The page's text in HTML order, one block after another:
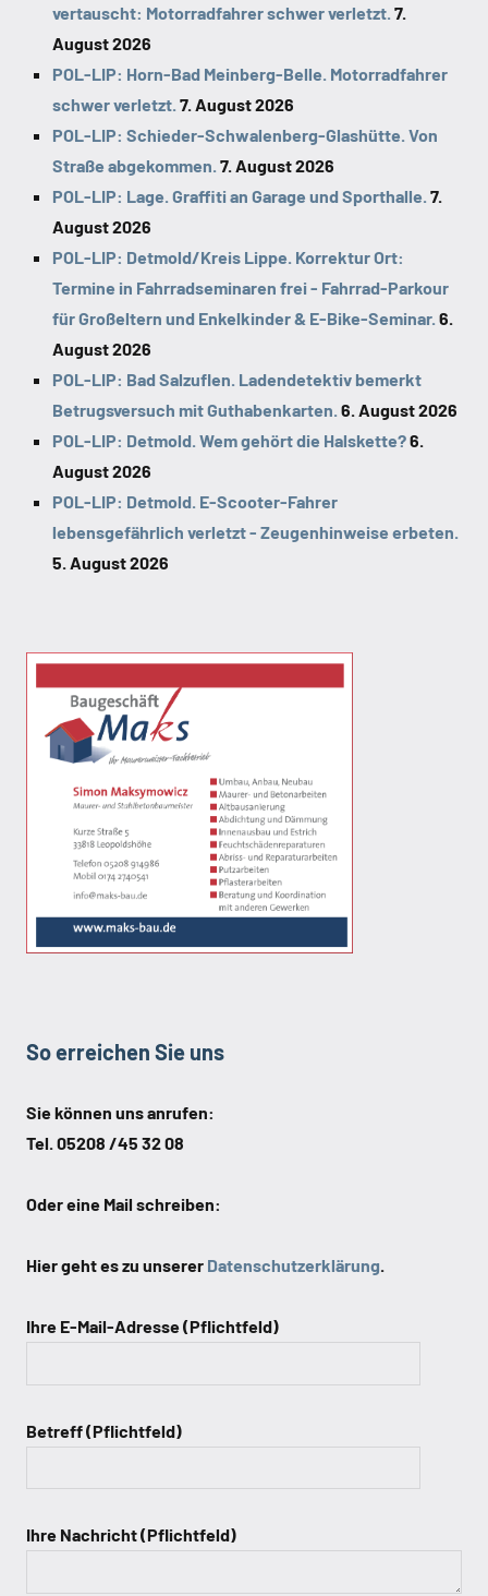
vertauscht: Motorradfahrer schwer verletzt. 7.
August 2026
POL-LIP: Horn-Bad Meinberg-Belle. Motorradfahrer
schwer verletzt. 7. August 2026
POL-LIP: Schieder-Schwalenberg-Glashütte. Von
Straße abgekommen. 7. August 2026
POL-LIP: Lage. Graffiti an Garage und Sporthalle. 7.
August 2026
POL-LIP: Detmold/Kreis Lippe. Korrektur Ort:
Termine in Fahrradseminaren frei - Fahrrad-Parkour
für Großeltern und Enkelkinder & E-Bike-Seminar. 6.
August 2026
POL-LIP: Bad Salzuflen. Ladendetektiv bemerkt
Betrugsversuch mit Guthabenkarten. 6. August 2026
POL-LIP: Detmold. Wem gehört die Halskette?6.
August 2026
POL-LIP: Detmold. E-Scooter-Fahrer
lebensgefährlich verletzt - Zeugenhinweise erbeten.
5. August 2026
So erreichen Sie uns
Sie können uns anrufen:
Tel. 05208 /45 32 08
Oder eine Mail schreiben:
Hier geht es zu unserer Datenschutzerklärung.
Ihre E-Mail-Adresse (Pflichtfeld)
Betreff (Pflichtfeld)
Ihre Nachricht (Pflichtfeld)